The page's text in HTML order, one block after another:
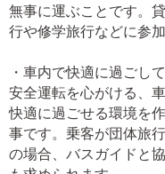
無事に運ぶことです。
行や修学旅行などに参
・車内で快適に過ごし
安全運転を心がける、
快適に過ごせる環境を
事です。乗客が団体旅
の場合、バスガイドと